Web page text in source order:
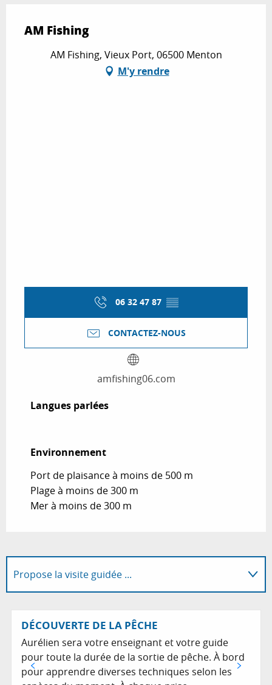
AM Fishing
AM Fishing, Vieux Port, 06500 Menton
M'y rendre
06 32 47 87 ▒▒
CONTACTEZ-NOUS
amfishing06.com
Langues parlées
Langues parlées
Environnement
Environnement
Port de plaisance à moins de 500 m
Plage à moins de 300 m
Mer à moins de 300 m
Propose la visite guidée ...
En lien avec
DÉCOUVERTE DE LA PÊCHE
Aurélien sera votre enseignant et votre guide
pour toute la durée de la sortie de pêche. À bord
pour apprendre diverses techniques selon les